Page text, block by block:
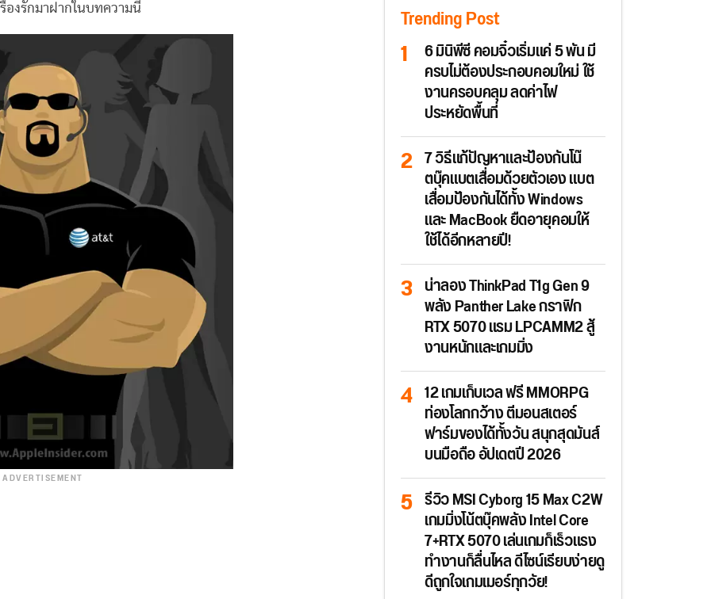
องรักมาฝากในบทความนี้
ADVERTISEMENT
Trending Post
6 มินิพีซี คอมจิ๋วเริ่มแค่ 5 พัน มี
ครบไม่ต้องประกอบคอมใหม่ ใช้
งานครอบคลุม ลดค่าไฟ
ประหยัดพื้นที่
7 วิธีแก้ปัญหาและป้องกันโน๊
ตบุ๊คแบตเสื่อมด้วยตัวเอง แบต
เสื่อมป้องกันได้ทั้ง Windows
และ MacBook ยืดอายุคอมให้
ใช้ได้อีกหลายปี!
น่าลอง ThinkPad T1g Gen 9
พลัง Panther Lake กราฟิก
RTX 5070 แรม LPCAMM2 สู้
งานหนักและเกมมิ่ง
12 เกมเก็บเวล ฟรี MMORPG
ท่องโลกกว้าง ตีมอนสเตอร์
ฟาร์มของได้ทั้งวัน สนุกสุดมันส์
บนมือถือ อัปเดตปี 2026
รีวิว MSI Cyborg 15 Max C2W
เกมมิ่งโน้ตบุ๊คพลัง Intel Core
7+RTX 5070 เล่นเกมก็เร็วแรง
ทำงานก็ลื่นไหล ดีไซน์เรียบง่ายดู
ดีถูกใจเกมเมอร์ทุกวัย!